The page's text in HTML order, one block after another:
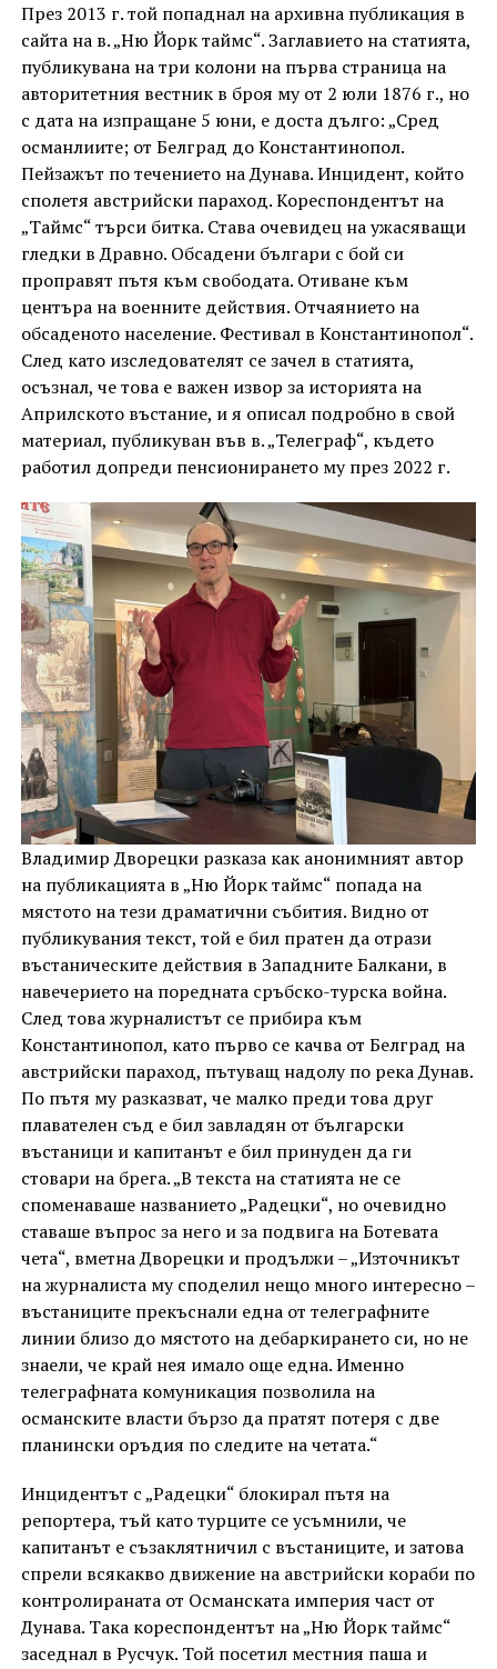
През 2013 г. той попаднал на архивна публикация в
сайта на в. „Ню Йорк таймс“. Заглавието на статията,
публикувана на три колони на първа страница на
авторитетния вестник в броя му от 2 юли 1876 г., но
с дата на изпращане 5 юни, е доста дълго: „Сред
османлиите; от Белград до Константинопол.
Пейзажът по течението на Дунава. Инцидент, който
сполетя австрийски параход. Кореспондентът на
„Таймс“ търси битка. Става очевидец на ужасяващи
гледки в Дравно. Обсадени българи с бой си
проправят пътя към свободата. Отиване към
центъра на военните действия. Отчаянието на
обсаденото население. Фестивал в Константинопол“.
След като изследователят се зачел в статията,
осъзнал, че това е важен извор за историята на
Априлското въстание, и я описал подробно в свой
материал, публикуван във в. „Телеграф“, където
работил допреди пенсионирането му през 2022 г.
Владимир Дворецки разказа как анонимният автор
на публикацията в „Ню Йорк таймс“ попада на
мястото на тези драматични събития. Видно от
публикувания текст, той е бил пратен да отрази
въстаническите действия в Западните Балкани, в
навечерието на поредната сръбско-турска война.
След това журналистът се прибира към
Константинопол, като първо се качва от Белград на
австрийски параход, пътуващ надолу по река Дунав.
По пътя му разказват, че малко преди това друг
плавателен съд е бил завладян от български
въстаници и капитанът е бил принуден да ги
стовари на брега. „В текста на статията не се
споменаваше названието „Радецки“, но очевидно
ставаше въпрос за него и за подвига на Ботевата
чета“, вметна Дворецки и продължи – „Източникът
на журналиста му споделил нещо много интересно –
въстаниците прекъснали една от телеграфните
линии близо до мястото на дебаркирането си, но не
знаели, че край нея имало още една. Именно
телеграфната комуникация позволила на
османските власти бързо да пратят потеря с две
планински оръдия по следите на четата.“
Инцидентът с „Радецки“ блокирал пътя на
репортера, тъй като турците се усъмнили, че
капитанът е съзаклятничил с въстаниците, и затова
спрели всякакво движение на австрийски кораби по
контролираната от Османската империя част от
Дунава. Така кореспондентът на „Ню Йорк таймс“
заседнал в Русчук. Той посетил местния паша и